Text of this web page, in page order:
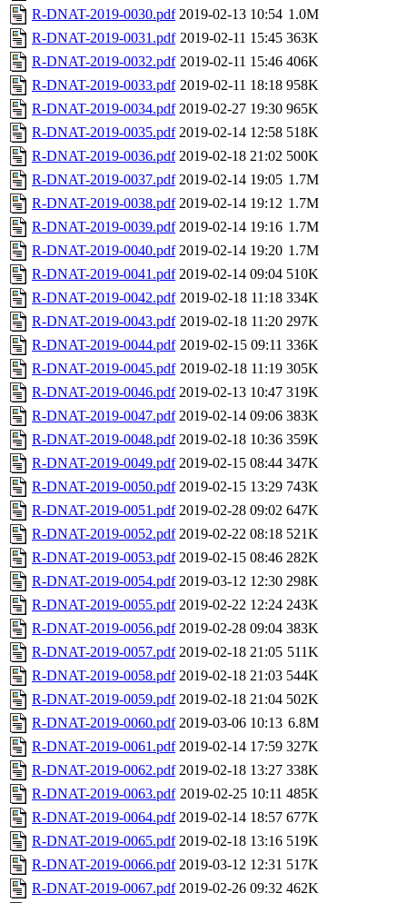
R-DNAT-2019-0030.pdf 2019-02-13 10:54 1.0M
R-DNAT-2019-0031.pdf 2019-02-11 15:45 363K
R-DNAT-2019-0032.pdf 2019-02-11 15:46 406K
R-DNAT-2019-0033.pdf 2019-02-11 18:18 958K
R-DNAT-2019-0034.pdf 2019-02-27 19:30 965K
R-DNAT-2019-0035.pdf 2019-02-14 12:58 518K
R-DNAT-2019-0036.pdf 2019-02-18 21:02 500K
R-DNAT-2019-0037.pdf 2019-02-14 19:05 1.7M
R-DNAT-2019-0038.pdf 2019-02-14 19:12 1.7M
R-DNAT-2019-0039.pdf 2019-02-14 19:16 1.7M
R-DNAT-2019-0040.pdf 2019-02-14 19:20 1.7M
R-DNAT-2019-0041.pdf 2019-02-14 09:04 510K
R-DNAT-2019-0042.pdf 2019-02-18 11:18 334K
R-DNAT-2019-0043.pdf 2019-02-18 11:20 297K
R-DNAT-2019-0044.pdf 2019-02-15 09:11 336K
R-DNAT-2019-0045.pdf 2019-02-18 11:19 305K
R-DNAT-2019-0046.pdf 2019-02-13 10:47 319K
R-DNAT-2019-0047.pdf 2019-02-14 09:06 383K
R-DNAT-2019-0048.pdf 2019-02-18 10:36 359K
R-DNAT-2019-0049.pdf 2019-02-15 08:44 347K
R-DNAT-2019-0050.pdf 2019-02-15 13:29 743K
R-DNAT-2019-0051.pdf 2019-02-28 09:02 647K
R-DNAT-2019-0052.pdf 2019-02-22 08:18 521K
R-DNAT-2019-0053.pdf 2019-02-15 08:46 282K
R-DNAT-2019-0054.pdf 2019-03-12 12:30 298K
R-DNAT-2019-0055.pdf 2019-02-22 12:24 243K
R-DNAT-2019-0056.pdf 2019-02-28 09:04 383K
R-DNAT-2019-0057.pdf 2019-02-18 21:05 511K
R-DNAT-2019-0058.pdf 2019-02-18 21:03 544K
R-DNAT-2019-0059.pdf 2019-02-18 21:04 502K
R-DNAT-2019-0060.pdf 2019-03-06 10:13 6.8M
R-DNAT-2019-0061.pdf 2019-02-14 17:59 327K
R-DNAT-2019-0062.pdf 2019-02-18 13:27 338K
R-DNAT-2019-0063.pdf 2019-02-25 10:11 485K
R-DNAT-2019-0064.pdf 2019-02-14 18:57 677K
R-DNAT-2019-0065.pdf 2019-02-18 13:16 519K
R-DNAT-2019-0066.pdf 2019-03-12 12:31 517K
R-DNAT-2019-0067.pdf 2019-02-26 09:32 462K